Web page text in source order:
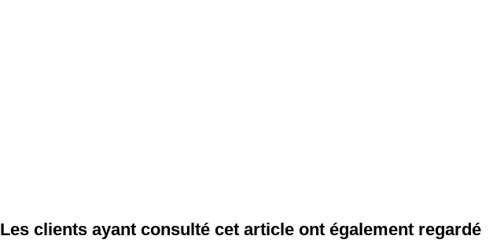
Les clients ayant consulté cet article ont également regardé